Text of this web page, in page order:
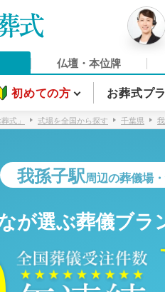
仏壇・本位牌
初めての方 お葬式プ
式」 式場を全国から探す 千葉県
我孫子駅周辺の葬儀場
が選ぶ葬儀ブラ